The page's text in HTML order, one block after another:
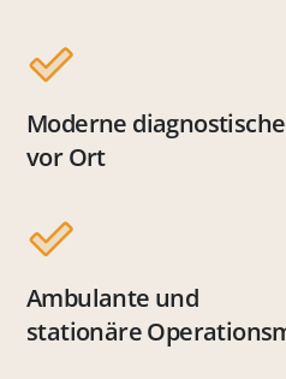
Moderne
vor Ort
Ambulante und
stationäre